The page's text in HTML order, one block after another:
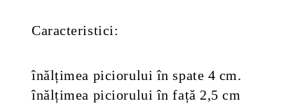
Caracteristici:
înălțimea piciorului în spate 4 cm.
înălțimea piciorului în față 2,5 cm